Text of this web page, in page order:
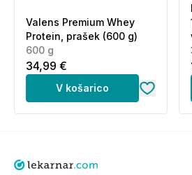
od tega: EPA 560 mg*
od tega: DPA
od tega: DHA 730 mg*
*Priporočeni dnevni vnos ne
Sestavine:
Valens Premium Whey
Protein, prašek (600 g)
600 g
34,99 €
V košarico